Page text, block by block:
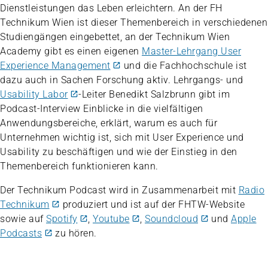
Dienstleistungen das Leben erleichtern. An der FH
Technikum Wien ist dieser Themenbereich in verschiedenen
Studiengängen eingebettet, an der Technikum Wien
Academy gibt es einen eigenen Master-Lehrgang User
Experience Management
und die Fachhochschule ist
dazu auch in Sachen Forschung aktiv. Lehrgangs- und
Usability Labor
-Leiter Benedikt Salzbrunn gibt im
Podcast-Interview Einblicke in die vielfältigen
Anwendungsbereiche, erklärt, warum es auch für
Unternehmen wichtig ist, sich mit User Experience und
Usability zu beschäftigen und wie der Einstieg in den
Themenbereich funktionieren kann.
Der Technikum Podcast wird in Zusammenarbeit mit Radio
Technikum
produziert und ist auf der FHTW-Website
sowie auf Spotify , Youtube , Soundcloud und Apple
Podcasts
zu hören.